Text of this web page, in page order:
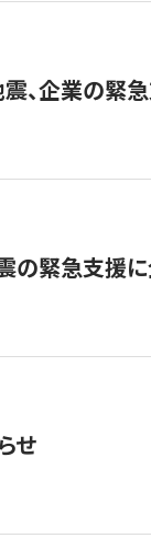
、企業の緊
緊急支援に
せ